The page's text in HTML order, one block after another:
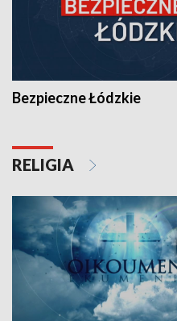
Bezpieczne Łódzkie
RELIGIA